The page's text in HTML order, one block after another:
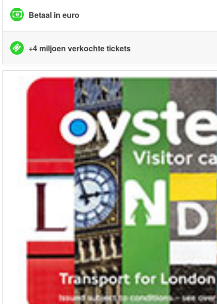
Betaal in euro
+4 miljoen verkochte tickets